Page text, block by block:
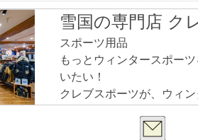
雪国の専門店 ク
スポーツ用品
もっとウィンタースポー
いたい！
クレブスポーツが、ウィ